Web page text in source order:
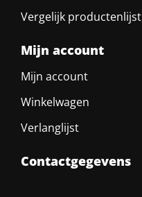
Vergelijk productenlijst
Mijn account
Mijn account
Winkelwagen
Verlanglijst
Contactgegevens